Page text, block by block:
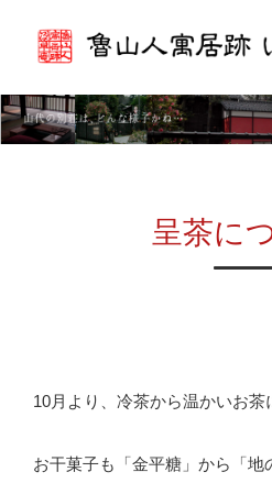
呈茶に
10月より、冷茶から温かいお茶
お干菓子も「金平糖」から「地